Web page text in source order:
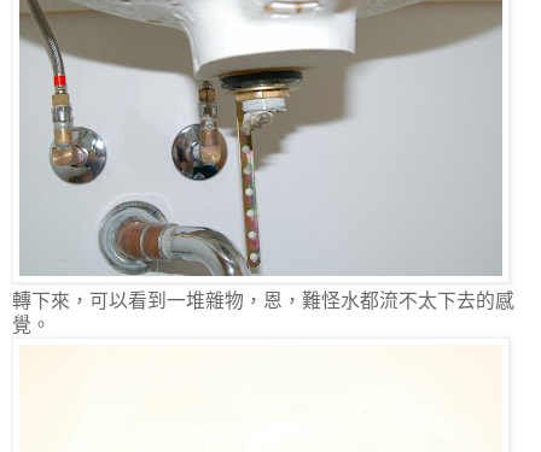
轉下來，可以看到一堆雜物，恩，難怪水都流不太下去的感
覺。